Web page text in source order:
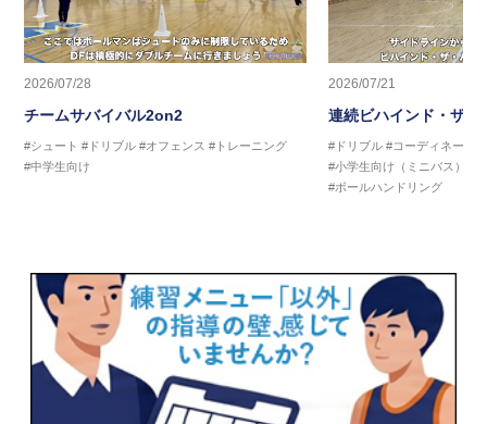
2026/07/28
チームサバイバル2on2
#シュート #ドリブル #オフェンス #トレーニング
#中学生向け
2026/07/21
連続ビハインド・ザ・
#ドリブル #コーディネーシ
#小学生向け（ミニバス）
#ボールハンドリング